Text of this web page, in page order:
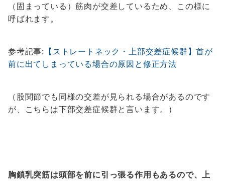
（固まっている）筋肉が交差しているため、この様に
呼ばれます。
参考記事: 【ストレートネック・上部交差症候群】首が
前に出てしまっている場合の原因と修正方法
（股関節でも同様の交差が見られる場合があるのです
が、こちらは下部交差症候群と言います。）
胸鎖乳突筋は頭部を前に引っ張る作用もあるので、上